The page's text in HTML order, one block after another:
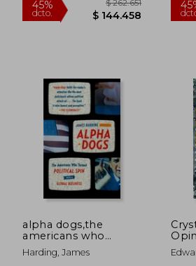
45% $ 198.001
alpha dogs,the
americans who
turned political spin
into a global business
Harding, James